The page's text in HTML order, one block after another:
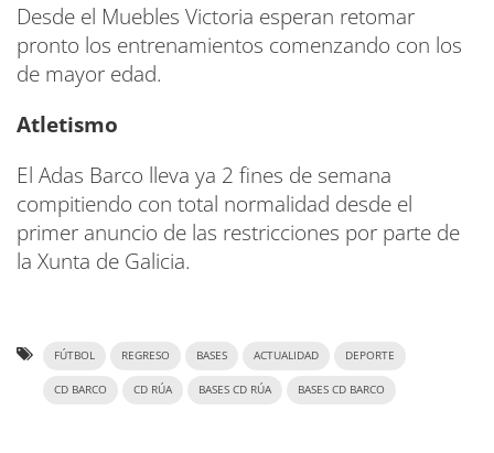
Desde el Muebles Victoria esperan retomar
pronto los entrenamientos comenzando con los
de mayor edad.
Atletismo
El Adas Barco lleva ya 2 fines de semana
compitiendo con total normalidad desde el
primer anuncio de las restricciones por parte de
la Xunta de Galicia.
FÚTBOL REGRESO BASES ACTUALIDAD DEPORTE
CD BARCO CD RÚA BASES CD RÚA BASES CD BARCO